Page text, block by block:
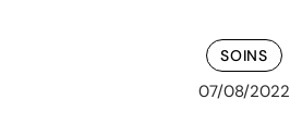
SOINS
07/08/2022